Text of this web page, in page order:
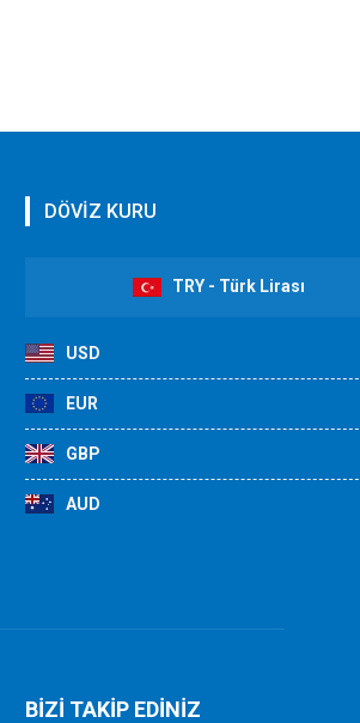
DÖVİZ KURU
TRY - Türk Lirası
USD
EUR
GBP
AUD
BİZİ TAKİP EDİNİZ